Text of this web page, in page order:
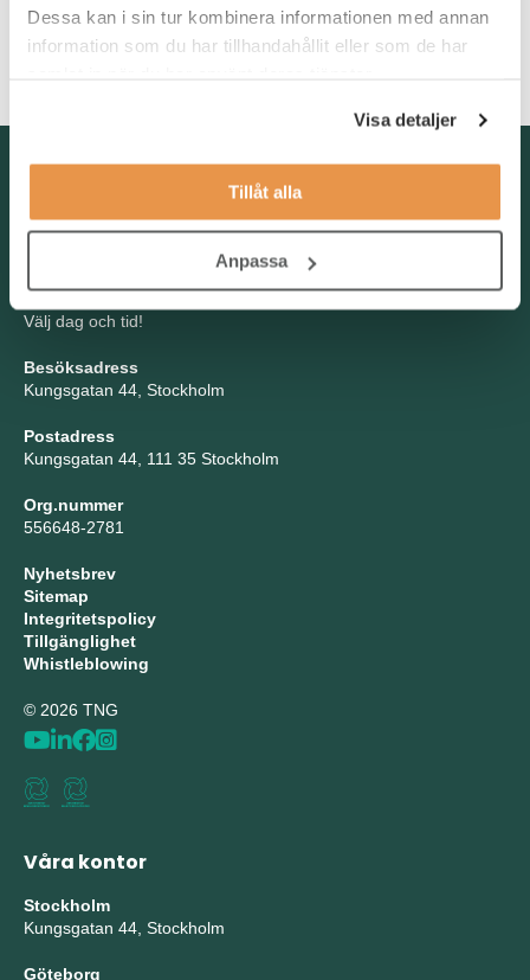
Dessa kan i sin tur kombinera informationen med annan
information som du har tillhandahållit eller som de har
Visa detaljer
Tillåt alla
Anpassa
Du kommunicerar obehindrat på svenska och har goda
kunskaper i engelska. Erfarenhet från en bransch- och
Kontakta oss
info@tng.se
Välj dag och tid!
Besöksadress
Kungsgatan 44, Stockholm
Postadress
Kungsgatan 44, 111 35 Stockholm
Org.nummer
556648-2781
Nyhetsbrev
Sitemap
Integritetspolicy
Tillgänglighet
Whistleblowing
© 2026 TNG
Våra kontor
Stockholm
Kungsgatan 44, Stockholm
Göteborg